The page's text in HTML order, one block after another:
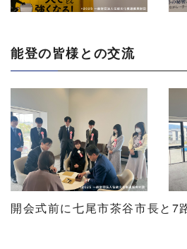
能登の皆様との交流
開会式前に七尾市茶谷市長と7